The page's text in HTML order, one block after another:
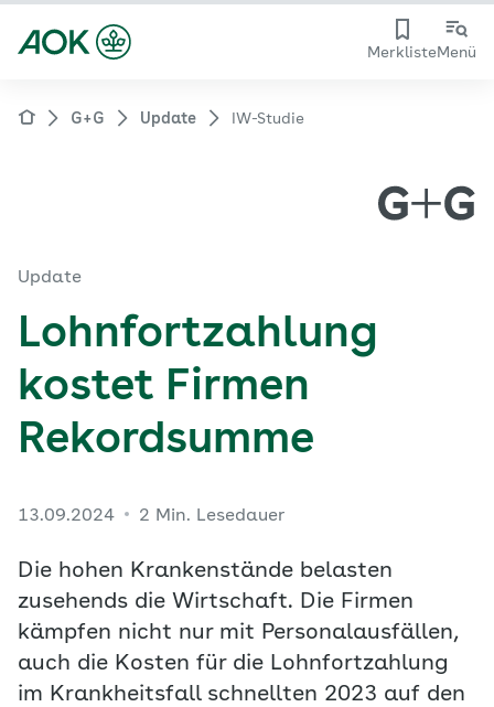
MerklisteMenü
G+G Update IW-Studie
Update
Lohnfortzahlung
kostet Firmen
Rekordsumme
13.09.2024 2 Min. Lesedauer
Die hohen Krankenstände belasten
zusehends die Wirtschaft. Die Firmen
kämpfen nicht nur mit Personalausfällen,
auch die Kosten für die Lohnfortzahlung
im Krankheitsfall schnellten 2023 auf den